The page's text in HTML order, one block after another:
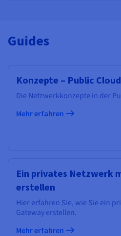
Guides
Konzepte – Public
Die Netzwerkkonzepte in der
Mehr erfahren
Ein privates Netzwerk
erstellen
Hier erfahren Sie, wie Sie ein
Gateway erstellen.
Mehr erfahren